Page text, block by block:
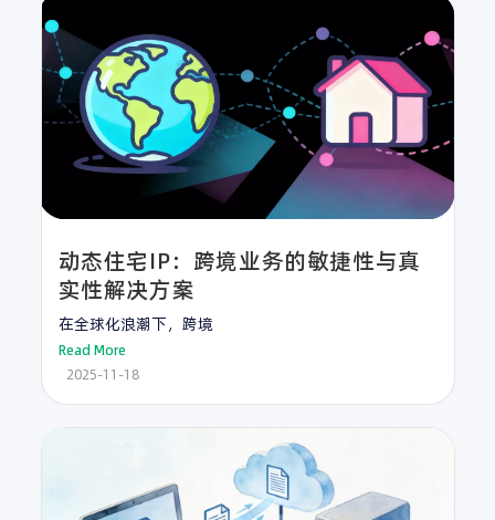
动态住宅IP：跨境业务的敏捷性与真
实性解决方案
在全球化浪潮下，跨境
Read More
2025-11-18